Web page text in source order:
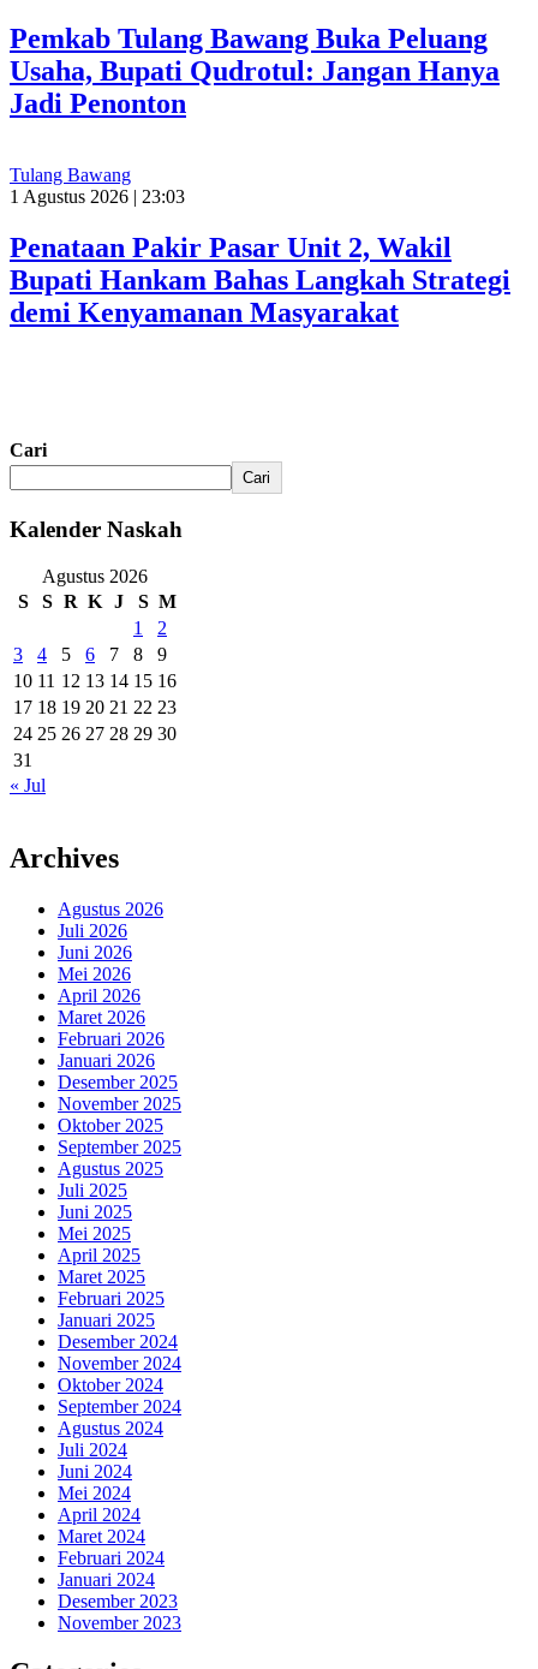
Pemkab Tulang Bawang Buka Peluang
Usaha, Bupati Qudrotul: Jangan Hanya
Jadi Penonton
Tulang Bawang
1 Agustus 2026 | 23:03
Penataan Pakir Pasar Unit 2, Wakil
Bupati Hankam Bahas Langkah Strategi
demi Kenyamanan Masyarakat
Cari
Cari
Kalender Naskah
Agustus 2026
S
S R K J S M
1
2
3
4 5 6 7 8
9
10 11 12 13 14 15 16
17 18 19 20 21 22 23
24 25 26 27 28 29 30
31
« Jul
Archives
Agustus 2026
Juli 2026
Juni 2026
Mei 2026
April 2026
Maret 2026
Februari 2026
Januari 2026
Desember 2025
November 2025
Oktober 2025
September 2025
Agustus 2025
Juli 2025
Juni 2025
Mei 2025
April 2025
Maret 2025
Februari 2025
Januari 2025
Desember 2024
November 2024
Oktober 2024
September 2024
Agustus 2024
Juli 2024
Juni 2024
Mei 2024
April 2024
Maret 2024
Februari 2024
Januari 2024
Desember 2023
November 2023